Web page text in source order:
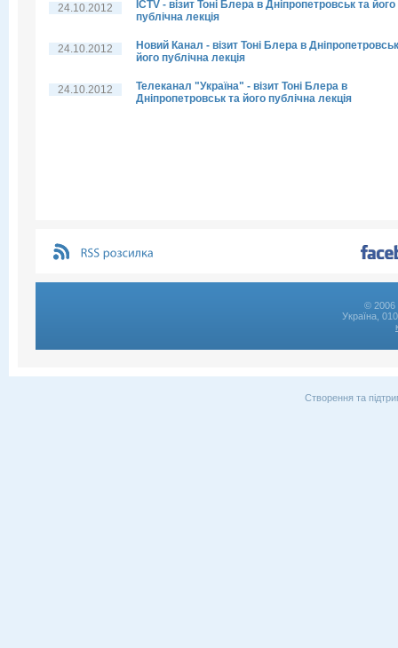
24.10.2012
ICTV - візит Тоні Блера в Дніпропетровськ та його
публічна лекція
24.10.2012
Новий Канал - візит Тоні Блера в
його публічна лекція
24.10.2012
Телеканал "Україна" - візит Тоні Блера в
Дніпропетровськ та його публічна лекція
© 2006
Україна,
Створення та